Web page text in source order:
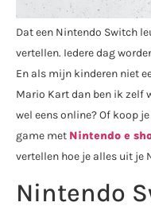
Dat een Nintendo Switch
vertellen. Iedere dag
En als mijn kinderen niet
Mario Kart dan ben ik zelf
wel eens online? Of koop
game met Nintendo e
vertellen hoe je alles uit je
Nintendo